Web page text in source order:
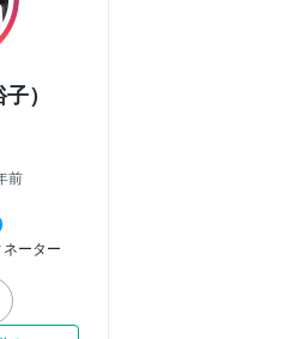
）
前
ーター